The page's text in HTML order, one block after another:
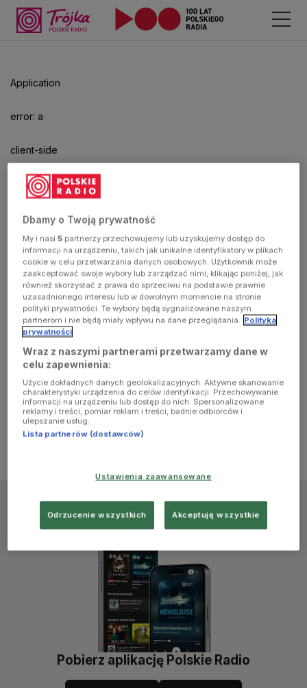
Application
error: a
client-side
exception
has
occurred
(see the
browser
console for
more
information)
Pobierz aplikację Polskie Radio
Dbamy o Twoją prywatność
My i nasi5 partnerzy przechowujemy lub uzyskujemy dostęp do
informacji na urządzeniu, takich jak unikalne identyfikatory w plikach
cookie w celu przetwarzania danych osobowych. Użytkownik może
zaakceptować swoje wybory lub zarządzać nimi, klikając poniżej, jak
również skorzystać z prawa do sprzeciwu na podstawie prawnie
uzasadnionego interesu lub w dowolnym momencie na stronie
polityki prywatności. Te wybory będą sygnalizowane naszym
partnerom i nie będą miały wpływu na dane przeglądania. Polityka
prywatności
Wraz z naszymi partnerami przetwarzamy dane w
celu zapewnienia:
Użycie dokładnych danych geolokalizacyjnych. Aktywne skanowanie
charakterystyki urządzenia do celów identyfikacji. Przechowywanie
informacji na urządzeniu lub dostęp do nich. Spersonalizowane
reklamy i treści, pomiar reklam i treści, badnie odbiorców i
ulepszanie usług.
Lista partnerów (dostawców)
Ustawienia zaawansowane
Odrzucenie wszystkich Akceptuję wszystkie